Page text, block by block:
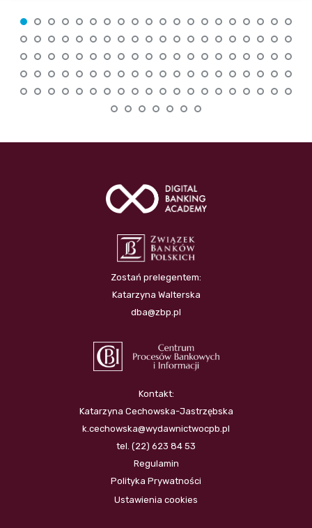
Zostań prelegentem:
Katarzyna Walterska
dba@zbp.pl
Kontakt:
Katarzyna Cechowska-Jastrzębska
k.cechowska@wydawnictwocpb.pl
tel. (22) 623 84 53
Regulamin
Polityka Prywatności
Ustawienia cookies